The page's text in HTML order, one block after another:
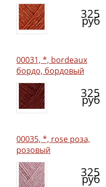
325
руб
00031, *, bordeaux
бордо, бордовый
325
руб
00035, *, rose роза,
розовый
325
руб